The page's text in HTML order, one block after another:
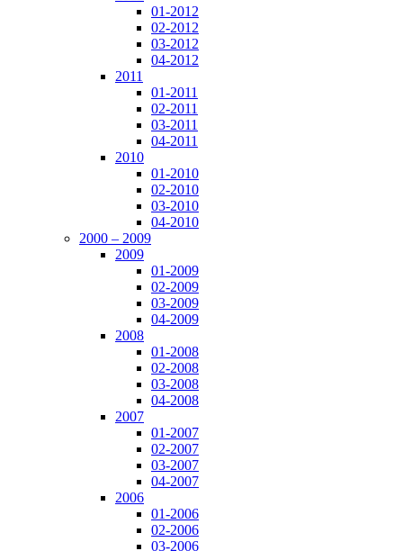
01-2012
02-2012
03-2012
04-2012
2011
01-2011
02-2011
03-2011
04-2011
2010
01-2010
02-2010
03-2010
04-2010
2000 – 2009
2009
01-2009
02-2009
03-2009
04-2009
2008
01-2008
02-2008
03-2008
04-2008
2007
01-2007
02-2007
03-2007
04-2007
2006
01-2006
02-2006
03-2006